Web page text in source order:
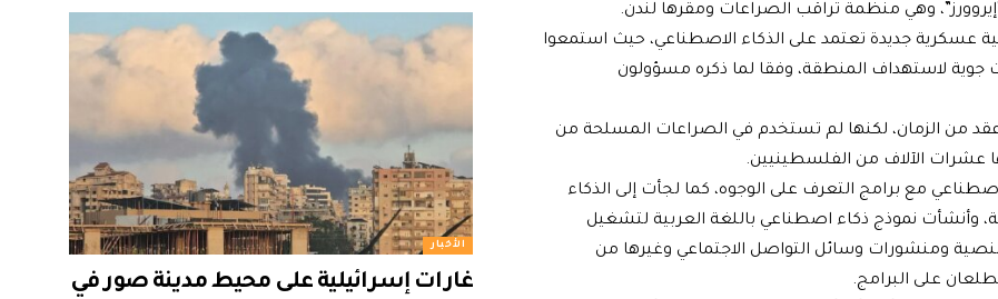
عسكرية جديدة تعتمد على الذكاء الاصطناعي، حيث استمعوا
جوية لاستهداف المنطقة، وفقا لما ذكره مسؤولون
عقد من الزمان، لكنها لم تستخدم في الصراعات المسلحة من
عشرات الآلاف من الفلسطينيين.
الذكاء الاصطناعي مع برامج التعرف على الوجوه، كما لجأت إلى الذكاء
وأنشأت نموذج ذكاء اصطناعي باللغة العربية لتشغيل
ومنشورات وسائل التواصل الاجتماعي وغيرها من
على البرامج.
الأخبار
غارات إسرائيلية على محيط مدينة صور في